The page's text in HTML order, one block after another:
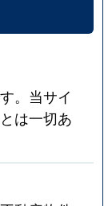
。当サイ
は一切あ